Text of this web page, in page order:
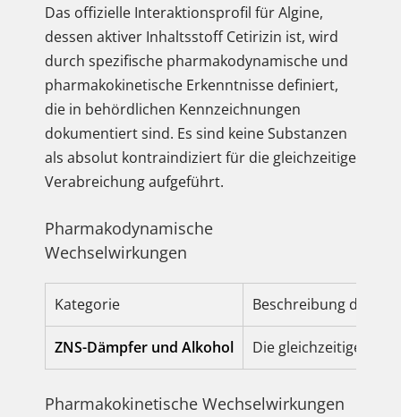
Das offizielle Interaktionsprofil für Algine,
dessen aktiver Inhaltsstoff Cetirizin ist, wird
durch spezifische pharmakodynamische und
pharmakokinetische Erkenntnisse definiert,
die in behördlichen Kennzeichnungen
dokumentiert sind. Es sind keine Substanzen
als absolut kontraindiziert für die gleichzeitige
Verabreichung aufgeführt.
Pharmakodynamische
Wechselwirkungen
Kategorie Beschreibung des
ZNS-Dämpfer und Alkohol Die gleichzeitige
Pharmakokinetische Wechselwirkungen